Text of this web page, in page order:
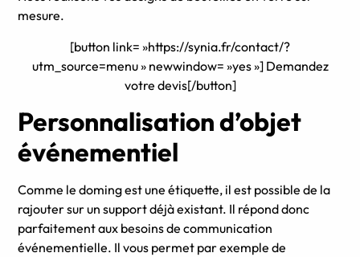
mesure.
[button link= »https://synia.fr/contact/?
utm_source=menu » newwindow= »yes »] Demandez
votre devis[/button]
Personnalisation d’objet
événementiel
Comme le doming est une étiquette, il est possible de la
rajouter sur un support déjà existant. Il répond donc
parfaitement aux besoins de communication
événementielle. Il vous permet par exemple de